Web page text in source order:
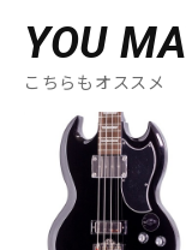
YOU
こちらもオススメ